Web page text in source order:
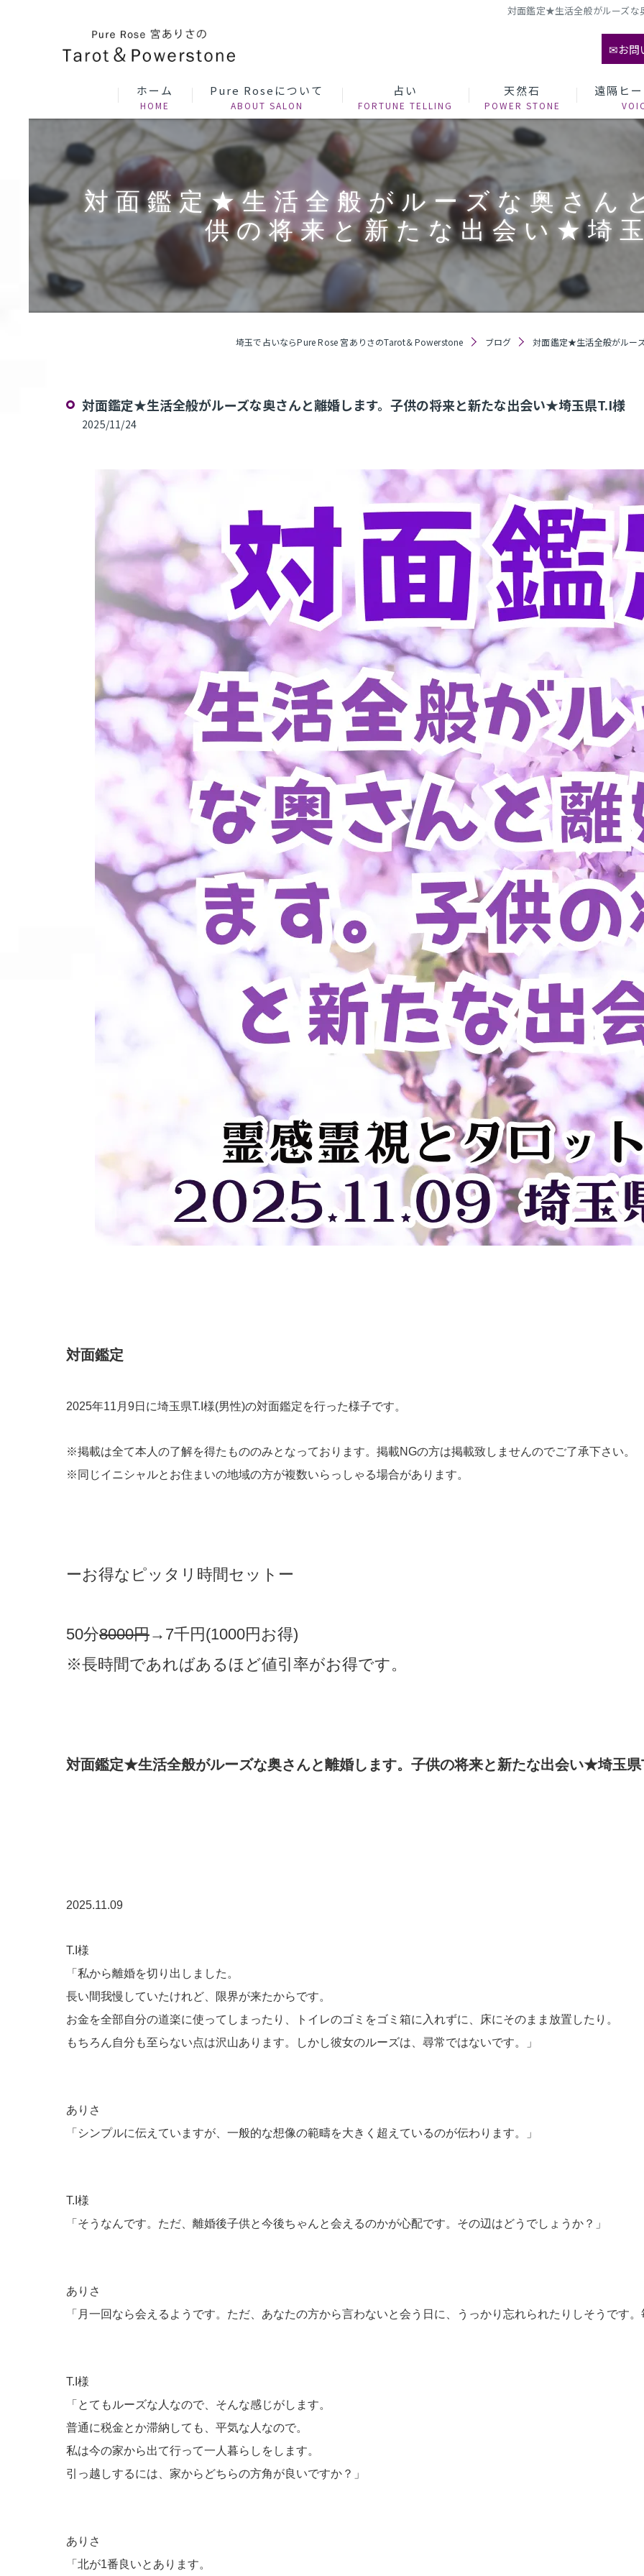
対面鑑定★生活全般がルーズな
✉お問
ホーム Pure Roseについて 占い 天然石 遠隔ヒ
対面鑑定★生活全般がルーズな奥さん
供の将来と新たな出会い★埼
埼玉で占いならPure Rose 宮ありさのTarot＆Powerstone ブログ 対面鑑定★生活全般がルー
対面鑑定★生活全般がルーズな奥さんと離婚します。子供の将来と新たな出会い★埼玉県T.I様
2025/11/24
​対面鑑定
2025年11月9日に埼玉県T.I様(男性)の対面鑑定を行った様子です。
※掲載は全て本人の了解を得たもののみとなっております。掲載NGの方は掲載致しませんのでご了承下さい。
※同じイニシャルとお住まいの地域の方が複数いらっしゃる場合があります。
ーお得なピッタリ時間セットー
50分8000円→7千円(1000円お得)
※長時間であればあるほど値引率がお得です。
対面鑑定★生活全般がルーズな奥さんと離婚します。子供の将来と新たな出会い★埼玉県
2025.11.09
T.I様
「私から離婚を切り出しました 。
長い間我慢していたけれど、限界が来たからです。
お金を全部自分の道楽に使ってしまったり、トイレのゴミをゴミ箱に入れずに、床にそのまま放置したり。
もちろん自分も至らない点は沢山あります。しかし彼女のルーズは、尋常ではないです。」
ありさ
「シンプルに伝えていますが、一般的な想像の範疇を大きく超えているのが伝わります。」
T.I様
「そうなんです。ただ、離婚後子供と今後ちゃんと会えるのかが心配です。その辺はどうでしょうか？」
ありさ
「月一回なら会えるようです。ただ、あなたの方から言わないと会う日に、うっかり忘れられたりしそうです
T.I様
「とてもルーズな人なので、そんな感じがします。
普通に税金とか滞納しても、平気な人なので。
私は今の家から出て行って一人暮らしをします。
引っ越しするには、家からどちらの方角が良いですか？」
ありさ
「北が1番良いとあります。